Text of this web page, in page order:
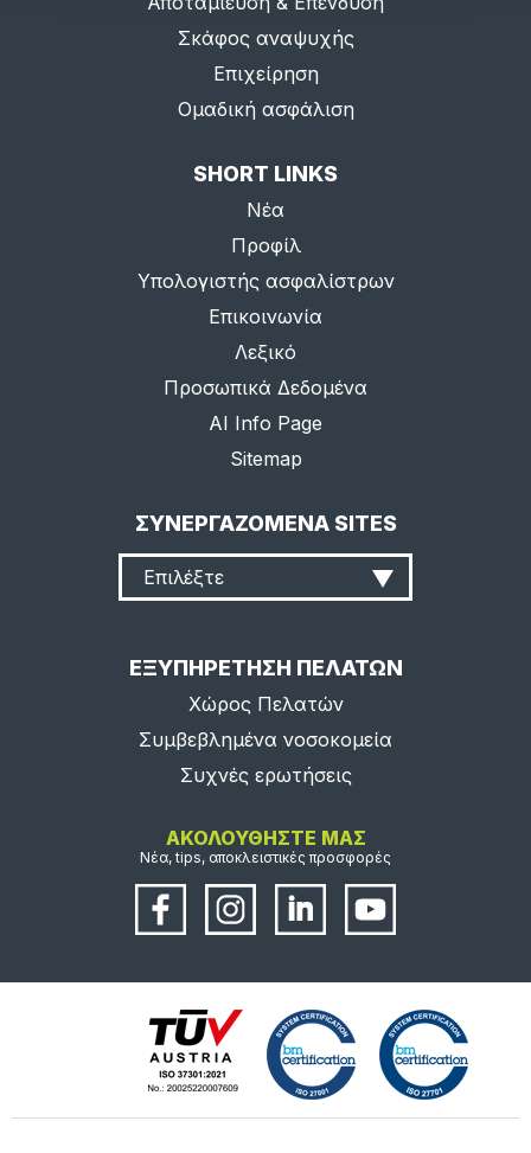
Σκάφος αναψυχής
Επιχείρηση
Ομαδική ασφάλιση
SHORT LINKS
Νέα
Προφίλ
Υπολογιστής ασφαλίστρων
Επικοινωνία
Λεξικό
Προσωπικά Δεδομένα
AI Info Page
Sitemap
ΣΥΝΕΡΓΑΖΟΜΕΝΑ SITES
Επιλέξτε
ΕΞΥΠΗΡΕΤΗΣΗ ΠΕΛΑΤΩΝ
Χώρος Πελατών
Συμβεβλημένα νοσοκομεία
Συχνές ερωτήσεις
ΑΚΟΛΟΥΘΗΣΤΕ ΜΑΣ
Νέα, tips, αποκλειστικές προσφορές